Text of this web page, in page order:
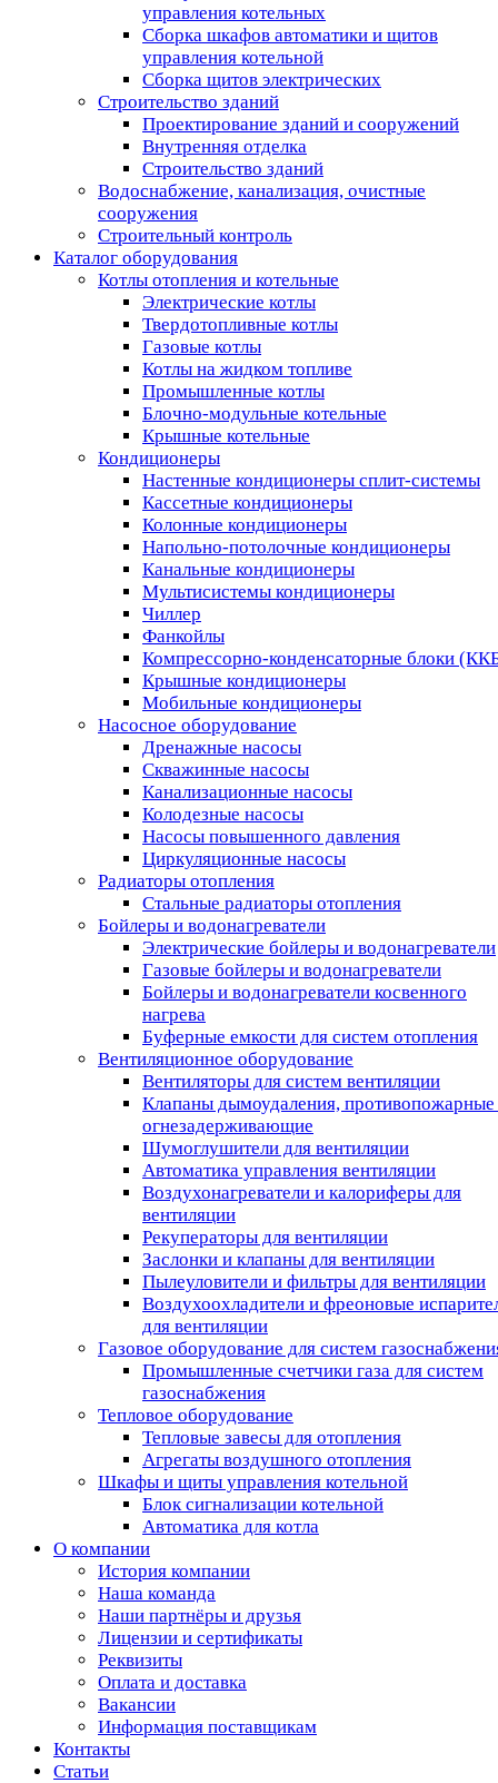
управления котельных
Сборка шкафов автоматики и щитов
управления котельной
Сборка щитов электрических
Строительство зданий
Проектирование зданий и сооружений
Внутренняя отделка
Строительство зданий
Водоснабжение, канализация, очистные
сооружения
Строительный контроль
Каталог оборудования
Котлы отопления и котельные
Электрические котлы
Твердотопливные котлы
Газовые котлы
Котлы на жидком топливе
Промышленные котлы
Блочно-модульные котельные
Крышные котельные
Кондиционеры
Настенные кондиционеры сплит-системы
Кассетные кондиционеры
Колонные кондиционеры
Напольно-потолочные кондиционеры
Канальные кондиционеры
Мультисистемы кондиционеры
Чиллер
Фанкойлы
Компрессорно-конденсаторные блоки
Крышные кондиционеры
Мобильные кондиционеры
Насосное оборудование
Дренажные насосы
Скважинные насосы
Канализационные насосы
Колодезные насосы
Насосы повышенного давления
Циркуляционные насосы
Радиаторы отопления
Стальные радиаторы отопления
Бойлеры и водонагреватели
Электрические бойлеры и водонагреватели
Газовые бойлеры и водонагреватели
Бойлеры и водонагреватели косвенного
нагрева
Буферные емкости для систем отопления
Вентиляционное оборудование
Вентиляторы для систем вентиляции
Клапаны дымоудаления, противопожарные
огнезадерживающие
Шумоглушители для вентиляции
Автоматика управления вентиляции
Воздухонагреватели и калориферы для
вентиляции
Рекуператоры для вентиляции
Заслонки и клапаны для вентиляции
Пылеуловители и фильтры для вентиляции
Воздухоохладители и фреоновые
для вентиляции
Газовое оборудование для систем
Промышленные счетчики газа для систем
газоснабжения
Тепловое оборудование
Тепловые завесы для отопления
Агрегаты воздушного отопления
Шкафы и щиты управления котельной
Блок сигнализации котельной
Автоматика для котла
О компании
История компании
Наша команда
Наши партнёры и друзья
Лицензии и сертификаты
Реквизиты
Оплата и доставка
Вакансии
Информация поставщикам
Контакты
Статьи